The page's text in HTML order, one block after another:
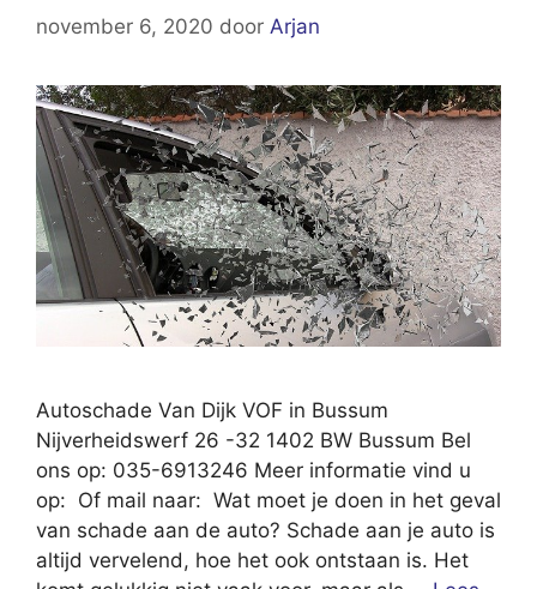
november 6, 2020 door Arjan
Autoschade Van Dijk VOF in Bussum
Nijverheidswerf 26 -32 1402 BW Bussum Bel
ons op: 035-6913246 Meer informatie vind u
op: Of mail naar: Wat moet je doen in het geval
van schade aan de auto? Schade aan je auto is
altijd vervelend, hoe het ook ontstaan is. Het